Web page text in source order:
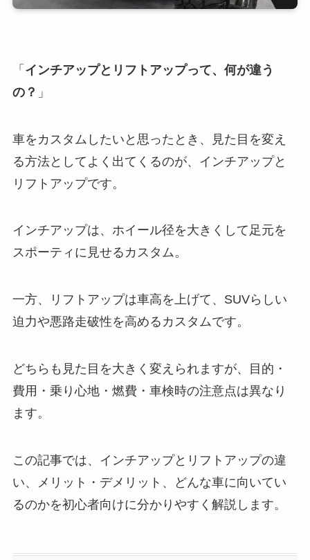
「 インチアップとリフトアップって、何が違う
の？ 」
車をカスタムしたいと思ったとき、見た目を変え
る方法としてよく出てくるのが、インチアップと
リフトアップです。
インチアップは、ホイール径を大きくして足元を
スポーティに見せるカスタム。
一方、リフトアップは車高を上げて、SUVらしい
迫力や悪路走破性を高めるカスタムです。
どちらも見た目を大きく変えられますが、目的・
費用・乗り心地・燃費・車検時の注意点は異なり
ます。
この記事では、インチアップとリフトアップの違
い、メリット・デメリット、どんな車に向いてい
るのかを初心者向けに分かりやすく解説します。